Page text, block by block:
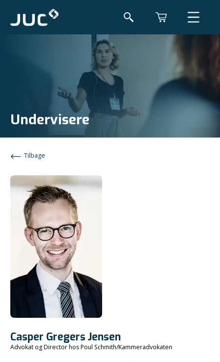
Undervisere
Tilbage
Casper Gregers Jensen
Advokat og Director hos Poul Schmith/Kammeradvokaten